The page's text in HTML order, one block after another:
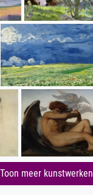
Toon meer kunstwerken